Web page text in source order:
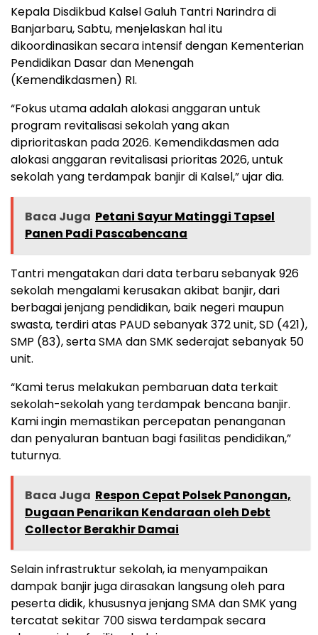
Kepala Disdikbud Kalsel Galuh Tantri Narindra di
Banjarbaru, Sabtu, menjelaskan hal itu
dikoordinasikan secara intensif dengan Kementerian
Pendidikan Dasar dan Menengah
(Kemendikdasmen) RI.
“Fokus utama adalah alokasi anggaran untuk
program revitalisasi sekolah yang akan
diprioritaskan pada 2026. Kemendikdasmen ada
alokasi anggaran revitalisasi prioritas 2026, untuk
sekolah yang terdampak banjir di Kalsel,” ujar dia.
Baca Juga Petani Sayur Matinggi Tapsel
Panen Padi Pascabencana
Tantri mengatakan dari data terbaru sebanyak 926
sekolah mengalami kerusakan akibat banjir, dari
berbagai jenjang pendidikan, baik negeri maupun
swasta, terdiri atas PAUD sebanyak 372 unit, SD (421),
SMP (83), serta SMA dan SMK sederajat sebanyak 50
unit.
“Kami terus melakukan pembaruan data terkait
sekolah-sekolah yang terdampak bencana banjir.
Kami ingin memastikan percepatan penanganan
dan penyaluran bantuan bagi fasilitas pendidikan,”
tuturnya.
Baca Juga Respon Cepat Polsek Panongan,
Dugaan Penarikan Kendaraan oleh Debt
Collector Berakhir Damai
Selain infrastruktur sekolah, ia menyampaikan
dampak banjir juga dirasakan langsung oleh para
peserta didik, khususnya jenjang SMA dan SMK yang
tercatat sekitar 700 siswa terdampak secara